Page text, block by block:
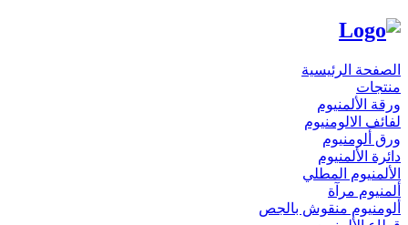
الصفحة الرئيسية
منتجات
ورقة الألمنيوم
لفائف الالومنيوم
ورق ألومنيوم
دائرة الألمنيوم
الألمنيوم المطلي
ألمنيوم مرآة
ألومنيوم منقوش بالجص